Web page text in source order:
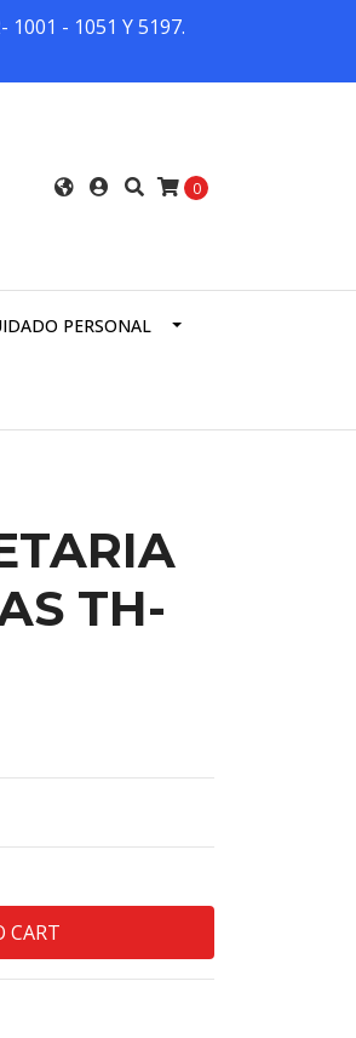
1001 - 1051 Y 5197.
0
PERSONAL
TH-